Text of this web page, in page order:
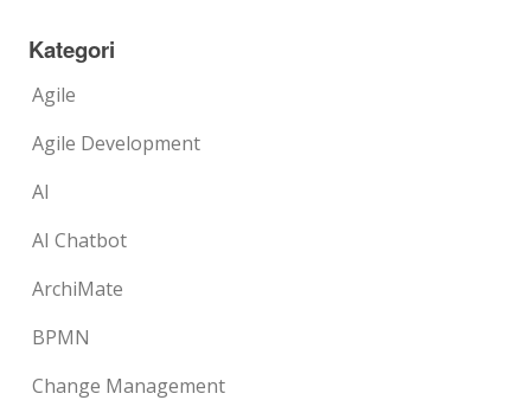
Kategori
Agile
Agile Development
AI
AI Chatbot
ArchiMate
BPMN
Change Management